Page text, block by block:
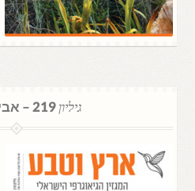
גיליון219 – אביב 2026